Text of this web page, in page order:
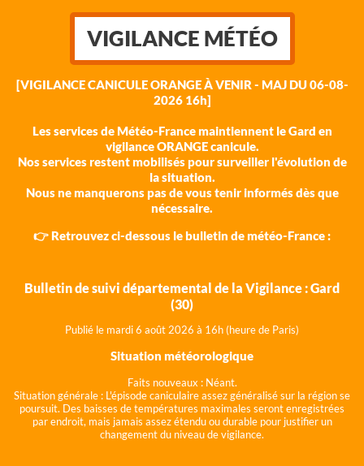
VIGILANCE MÉTÉO
[VIGILANCE CANICULE ORANGE À VENIR - MAJ DU 06-08-
2026 16h]
Les services de Météo-France maintiennent le Gard en
vigilance ORANGE canicule.
Nos services restent mobilisés pour surveiller l'évolution de
la situation.
Nous ne manquerons pas de vous tenir informés dès que
nécessaire.
👉 Retrouvez ci-dessous le bulletin de météo-France :
Bulletin de suivi départemental de la Vigilance : Gard
(30)
Publié le mardi 6 août 2026 à 16h (heure de Paris)
Situation météorologique
Faits nouveaux : Néant.
Situation générale : L'épisode caniculaire assez généralisé sur la région se
poursuit. Des baisses de températures maximales seront enregistrées
par endroit, mais jamais assez étendu ou durable pour justifier un
changement du niveau de vigilance.